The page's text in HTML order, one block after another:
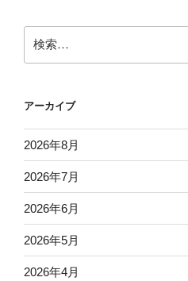
索:
アーカイブ
2026年8月
2026年7月
2026年6月
2026年5月
2026年4月